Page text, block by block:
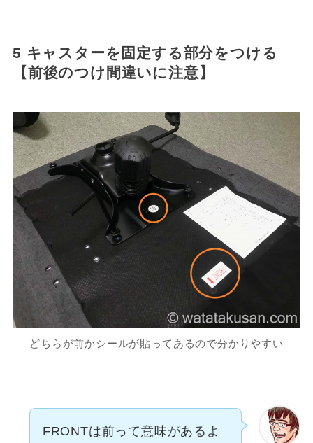
5 キャスターを固定する部分をつける
【前後のつけ間違いに注意】
どちらが前かシールが貼ってあるので分かりやすい
FRONTは前って意味があるよ